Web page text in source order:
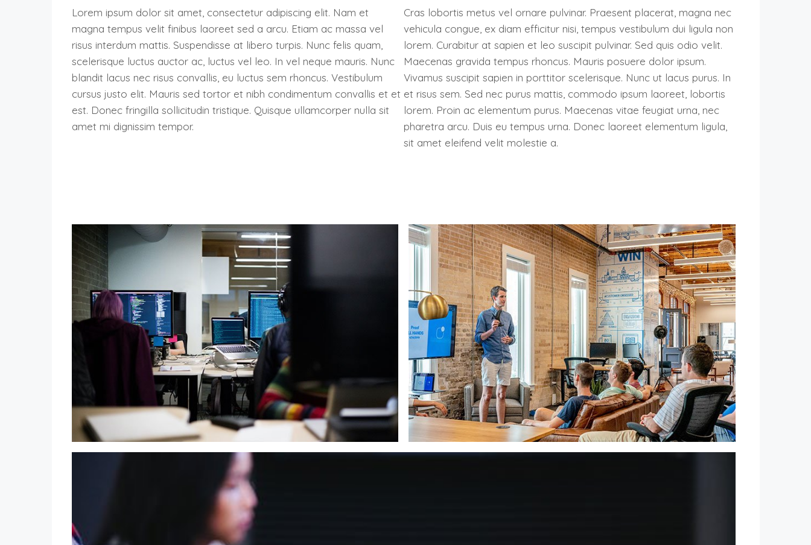
Lorem ipsum dolor sit amet, consectetur adipiscing elit. Nam et
magna tempus velit finibus laoreet sed a arcu. Etiam ac massa vel
risus interdum mattis. Suspendisse at libero turpis. Nunc felis quam,
scelerisque luctus auctor ac, luctus vel leo. In vel neque mauris. Nunc
blandit lacus nec risus convallis, eu luctus sem rhoncus. Vestibulum
cursus justo elit. Mauris sed tortor et nibh condimentum convallis et et
est. Donec fringilla sollicitudin tristique. Quisque ullamcorper nulla sit
amet mi dignissim tempor.
Cras lobortis metus vel ornare pulvinar. Praesent placerat, magna nec
vehicula congue, ex diam efficitur nisi, tempus vestibulum dui ligula non
lorem. Curabitur at sapien et leo suscipit pulvinar. Sed quis odio velit.
Maecenas gravida tempus rhoncus. Mauris posuere dolor ipsum.
Vivamus suscipit sapien in porttitor scelerisque. Nunc ut lacus purus. In
et risus sem. Sed nec purus mattis, commodo ipsum laoreet, lobortis
lorem. Proin ac elementum purus. Maecenas vitae feugiat urna, nec
pharetra arcu. Duis eu tempus urna. Donec laoreet elementum ligula,
sit amet eleifend velit molestie a.